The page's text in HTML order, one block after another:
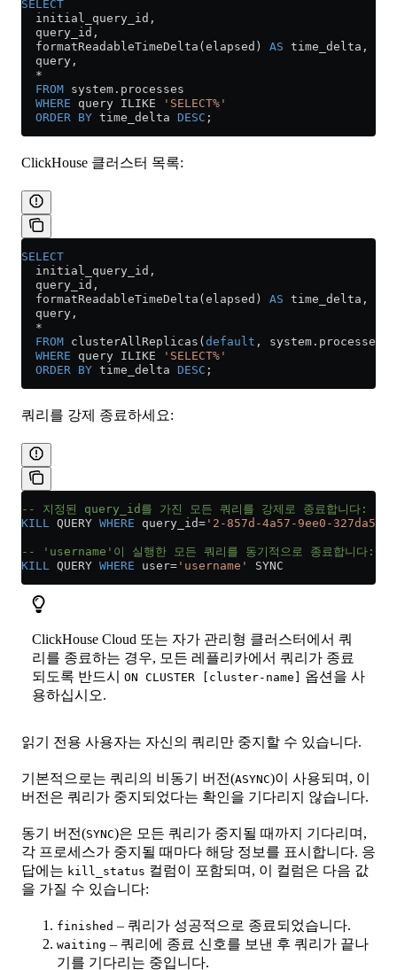
SELECT
  initial_query_id,
  query_id,
  formatReadableTimeDelta(elapsed)
AS time_delta,
  query,
  *
  FROM
system . processes
  WHERE
query ILIKE
'SELECT%'
  ORDER BY
time_delta DESC ;
ClickHouse 클러스터 목록:
SELECT
  initial_query_id,
  query_id,
  formatReadableTimeDelta(elapsed)
AS time_delta,
  query,
  *
  FROM
clusterAllReplicas( default , system . processes
  WHERE
query ILIKE
'SELECT%'
  ORDER BY
time_delta DESC ;
쿼리를 강제 종료하세요:
-- 지정된 query_id를 가진 모든 쿼리를 강제로 종료합니다:
KILL QUERY WHERE query_id= '2-857d-4a57-9ee0-
-- 'username'이 실행한 모든 쿼리를 동기적으로 종료합니다:
KILL QUERY WHERE user= 'username' SYNC
ClickHouse Cloud 또는 자가 관리형 클러스터에서 쿼
리를 종료하는 경우, 모든 레플리카에서 쿼리가 종료
되도록 반드시 ON CLUSTER [cluster-name]
옵션을 사
용하십시오.
읽기 전용 사용자는 자신의 쿼리만 중지할 수 있습니다.
기본적으로는 쿼리의 비동기 버전(ASYNC)이 사용되며, 이
버전은 쿼리가 중지되었다는 확인을 기다리지 않습니다.
동기 버전(SYNC)은 모든 쿼리가 중지될 때까지 기다리며,
각 프로세스가 중지될 때마다 해당 정보를 표시합니다. 응
답에는 kill_status 컬럼이 포함되며, 이 컬럼은 다음 값
을 가질 수 있습니다:
finished – 쿼리가 성공적으로 종료되었습니다.
waiting – 쿼리에 종료 신호를 보낸 후 쿼리가 끝나
기를 기다리는 중입니다.